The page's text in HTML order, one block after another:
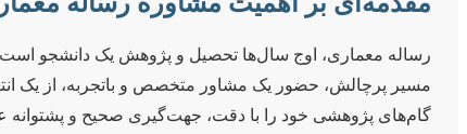
رساله معماری، اوج سال‌ها تحصیل و پژوهش یک دانشجو است و
مسیر پرچالش، حضور یک مشاور متخصص و باتجربه، از یک
گام‌های پژوهشی خود را با دقت، جهت‌گیری صحیح و پشتوانه